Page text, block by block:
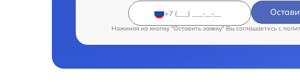
Нажимая на кнопку "Оставить заявку" Вы соглашаетесь c